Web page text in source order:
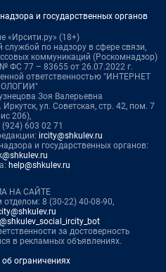
и государственных органов
«Ирсити.ру» (18+)
по надзору в сфере связи,
коммуникаций (Роскомнадзор)
ФС 77 – 83655 от 26.07.2022 г.
ответственностью "ИНТЕРНЕТ
Зоя Валерьевна
ул. Советская, стр. 42, пом. 7
206),
603 02 71
ircity@shkulev.ru
и государственных органов:
help@shkulev.ru
НА САЙТЕ
8 (30-22) 40-08-90,
@shkulev_social_ircity_bot
за достоверность
в рекламных объявлениях.
ограничениях